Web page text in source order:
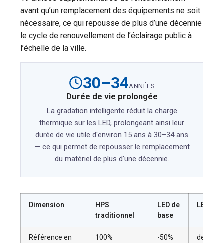
avant qu’un remplacement des équipements ne soit
nécessaire, ce qui repousse de plus d’une décennie
le cycle de renouvellement de l’éclairage public à
l’échelle de la ville.
30–34ANNÉES
Durée de vie prolongée
La gradation intelligente réduit la charge
thermique sur les LED, prolongeant ainsi leur
durée de vie utile d'environ 15 ans à 30–34 ans
— ce qui permet de repousser le remplacement
du matériel de plus d'une décennie.
Dimension
HPS
traditionnel
LED de
base
LED
Référence en
100% -50% de -65%